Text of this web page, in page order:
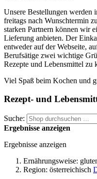
Unsere Bestellungen werden
freitags nach Wunschtermin
starken Partnern können wir
Lieferung anbieten. Der
entweder auf der Webseite,
Berufsätige zwei wichtige
Rezepte und Lebensmittel zu
Viel Spaß beim Kochen und
Rezept- und
Suche:
Ergebnisse anzeigen
Ergebnisse anzeigen
Ernährungsweise:
Region: österreichisch